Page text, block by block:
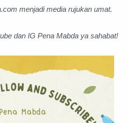
menjadi media rujukan umat.
dan IG Pena Mabda ya sahabat!